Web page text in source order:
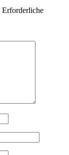
Erforderliche